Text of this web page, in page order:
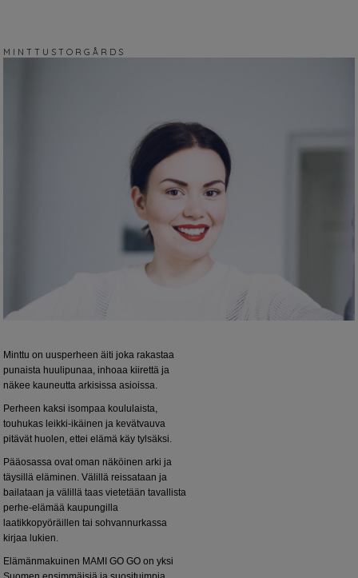
M I N T T U S T O R G Å R D S
Minttu on uusperheen äiti joka rakastaa
punaista huulipunaa, inhoaa kiirettä ja
näkee kauneutta arkisissa asioissa.
Perheen kaksi isompaa koululaista,
touhukas leikki-ikäinen ja kevätvauva
pitävät huolen, ettei elämä käy tylsäksi.
Pääosassa ovat oman näköinen arki ja
täysillä eläminen. Välillä reissataan ja
bailataan ja välillä taas vietetään tavallista
perhe-elämää kaupungilla
laatikkopyöräillen tai sohvannurkassa
kirjaa lukien.
Elämänmakuinen MAMI GO GO on yksi